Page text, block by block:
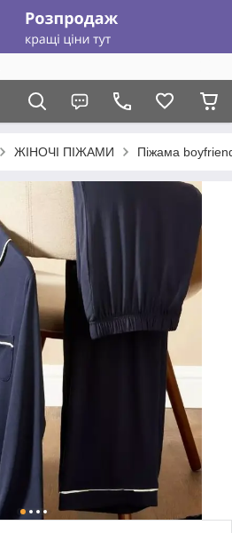
ЖІНОЧІ ПІЖАМИ Піжама